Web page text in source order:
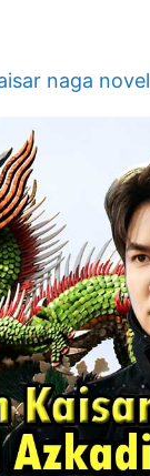
naga novel